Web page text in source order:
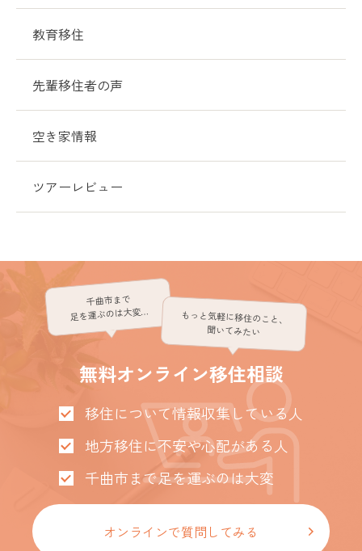
教育移住
先輩移住者の声
空き家情報
ツアーレビュー
千曲市まで
足を運ぶのは大変… もっと気軽に移住のこと、
聞いてみたい
無料オンライン移住相談
移住について情報収集している人
地方移住に不安や心配がある人
千曲市まで足を運ぶのは大変
オンラインで質問してみる